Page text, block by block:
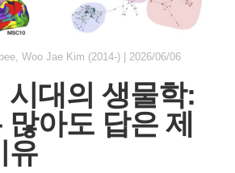
Woo Jae Kim (2014-) 2026/06/06
시대의 생물학:
아도 답은 제
유